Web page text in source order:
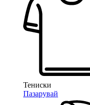
Тениски
Пазарувай